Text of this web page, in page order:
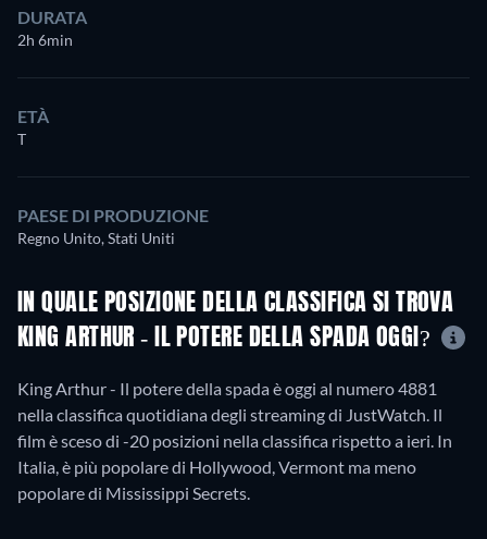
DURATA
2h 6min
ETÀ
T
PAESE DI PRODUZIONE
Regno Unito, Stati Uniti
IN QUALE POSIZIONE DELLA CLASSIFICA SI TROVA
KING ARTHUR - IL POTERE DELLA SPADA OGGI?
King Arthur - Il potere della spada è oggi al numero 4881
nella classifica quotidiana degli streaming di JustWatch. Il
film è sceso di -20 posizioni nella classifica rispetto a ieri. In
Italia, è più popolare di Hollywood, Vermont ma meno
popolare di Mississippi Secrets.